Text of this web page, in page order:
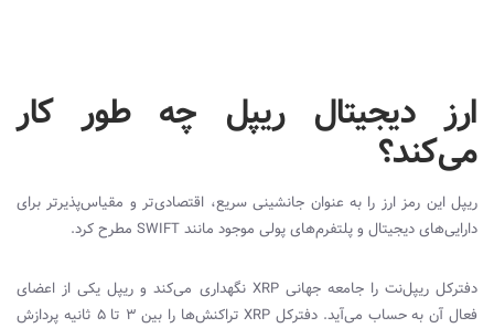
ارز دیجیتال ریپل چه ‌طور کار
می‌کند؟
ریپل این رمز ارز را به‌ عنوان جانشینی سریع، اقتصادی‌‌تر و مقیاس‌‌پذیرتر برای
دارایی‌‌های دیجیتال و پلتفرم‌‌های پولی موجود مانندSWIFT مطرح کرد.
دفترکل ریپلنت را جامعه جهانیXRP نگهداری میکند و ریپل یکی از اعضای
فعال آن به حساب می‌آید. دفترکل XRP
تراکنش‌‌ها را بین 3 تا 5 ثانیه پردازش